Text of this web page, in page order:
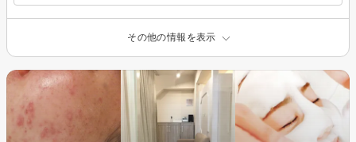
その他の情報を表示